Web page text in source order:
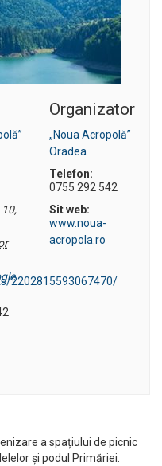
2202815593067470/
Organizator
„Noua Acropolă”
Oradea
Telefon:
0755 292 542
Sit web:
www.noua-
acropola.ro
a spațiului de picnic
și podul Primăriei.